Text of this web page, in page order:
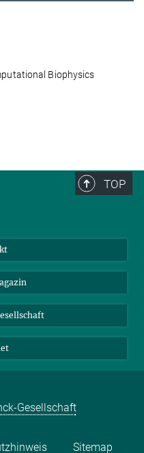
Biophysics
TOP
Gesellschaft
Sitemap